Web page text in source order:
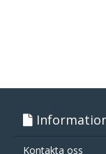
Kontakta oss